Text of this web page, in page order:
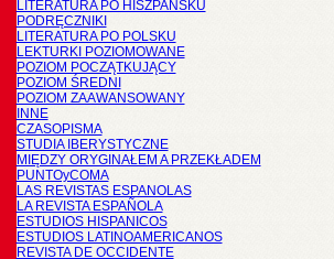
LITERATURA PO HISZPAŃSKU
PODRĘCZNIKI
LITERATURA PO POLSKU
LEKTURKI POZIOMOWANE
POZIOM POCZĄTKUJĄCY
POZIOM ŚREDNI
POZIOM ZAAWANSOWANY
INNE
CZASOPISMA
STUDIA IBERYSTYCZNE
MIĘDZY ORYGINAŁEM A PRZEKŁADEM
PUNTOyCOMA
LAS REVISTAS ESPANOLAS
LA REVISTA ESPAÑOLA
ESTUDIOS HISPANICOS
ESTUDIOS LATINOAMERICANOS
REVISTA DE OCCIDENTE